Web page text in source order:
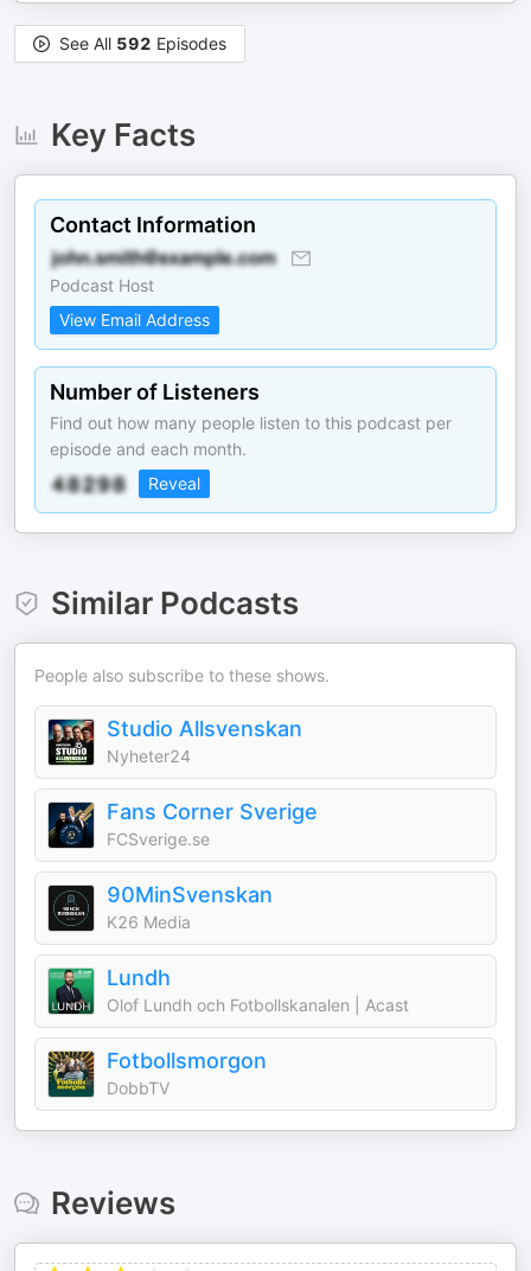
See All 592 Episodes
Key Facts
Contact Information
Podcast Host
View Email Address
Number of Listeners
Find out how many people listen to this podcast per
episode and each month.
Reveal
Similar Podcasts
People also subscribe to these shows.
Studio Allsvenskan
Nyheter24
Fans Corner Sverige
FCSverige.se
90MinSvenskan
K26 Media
Lundh
Olof Lundh och Fotbollskanalen | Acast
Fotbollsmorgon
DobbTV
Reviews